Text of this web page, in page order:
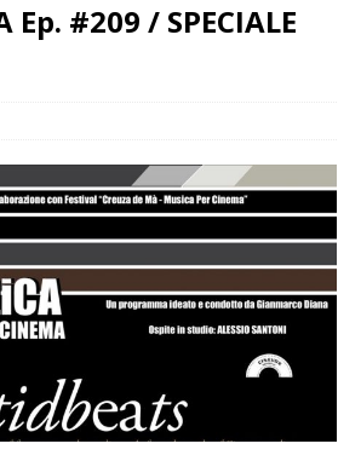
#209 / SPECIALE